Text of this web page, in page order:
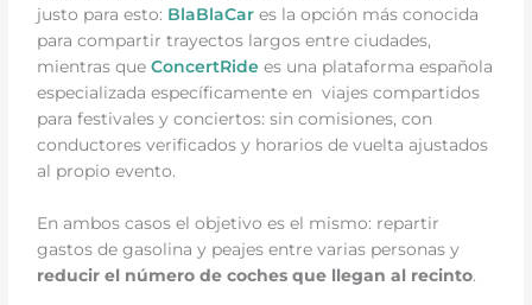
justo para esto: BlaBlaCares la opción más conocida
para compartir trayectos largos entre ciudades,
mientras queConcertRidees una plataforma española
especializada específicamente en viajes compartidos
para festivales y conciertos: sin comisiones, con
conductores verificados y horarios de vuelta ajustados
al propio evento.
En ambos casos el objetivo es el mismo: repartir
gastos de gasolina y peajes entre varias personas y
reducir el número de coches que llegan al recinto.